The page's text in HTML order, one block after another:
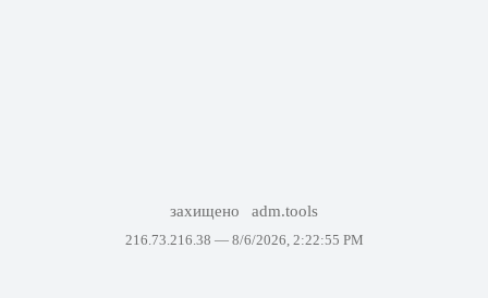
захищено adm.tools
216.73.216.38 — 8/6/2026, 2:22:55 PM